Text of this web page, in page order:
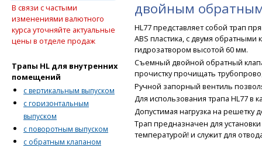
двойным
HL77 представляет собой трап
АВS пластика, c двумя
гидрозатвором высотой 60 мм.
Съемный двойной обратный
прочистку прочищать
Ручной запорный вентиль
Для использования трапа HL77 в
Допустимая нагрузка на решетку
Трап предназначен для
температурой! и служит для
В связи с частыми
изменениями валютного
курса уточняйте актуальные
цены в отделе продаж
Трапы HL для внутренних
помещений
с вертикальным выпуском
с горизонтальным
выпуском
с поворотным выпуском
с обратным клапаном